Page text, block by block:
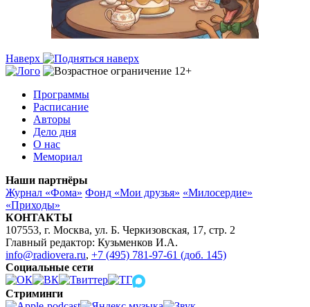
Наверх
Программы
Расписание
Авторы
Дело дня
О нас
Мемориал
Наши партнёры
Журнал «Фома» Фонд «Мои друзья» «Милосердие»
«Приходы»
КОНТАКТЫ
107553, г. Москва, ул. Б. Черкизовская, 17, стр. 2
Главный редактор: Кузьменков И.А.
info@radiovera.ru, +7 (495) 781-97-61 (доб. 145)
Социальные сети
Стриминги